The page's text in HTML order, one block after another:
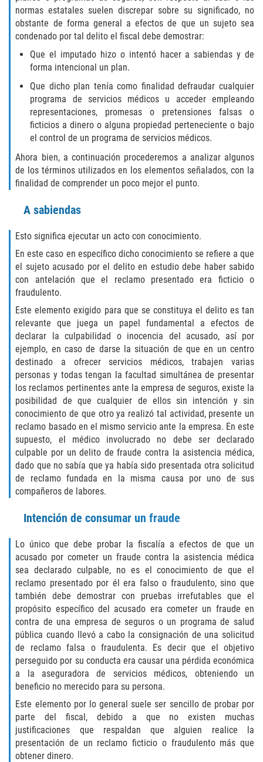
Falsificación o Alteración de una
Prescripción Médica
Malversación de Fondos
Robo De Identidad
Presentación de Documentos Falsos
Delitos de Fraude
Fraude a Programas de Asistencia
Pública
Fraude a la Compensación a los
Trabajadores
Fraude de Juego
Fraude de Seguro de Auto
Fraude Del Seguro De Desempleo
Fraude al Sistema de Salud
Fraude de Tarjetas de Crédito
Práctica No Autorizada de la
Medicina
Delitos de Hurto
Hurto Mayor
Hurto Mayor de Auto
Hurto Menor
Hurto en Tiendas
Recepción de Propiedad Robada
Robo
Robo de Caja Fuerte
Robo PC 459
Delincuencia Juvenil
Audiencias de Detención
normas estatales suelen discrepar sobre su significado, no
obstante de forma general a efectos de que un sujeto sea
condenado por tal delito el fiscal debe demostrar:
Que el imputado hizo o intentó hacer a sabiendas y de
forma intencional un plan.
Que dicho plan tenía como finalidad defraudar cualquier
programa de servicios médicos u acceder empleando
representaciones, promesas o pretensiones falsas o
ficticios a dinero o alguna propiedad perteneciente o bajo
el control de un programa de servicios médicos.
Ahora bien, a continuación procederemos a analizar algunos
de los términos utilizados en los elementos señalados, con la
finalidad de comprender un poco mejor el punto.
A sabiendas
Esto significa ejecutar un acto con conocimiento.
En este caso en específico dicho conocimiento se refiere a que
el sujeto acusado por el delito en estudio debe haber sabido
con antelación que el reclamo presentado era ficticio o
fraudulento.
Este elemento exigido para que se constituya el delito es tan
relevante que juega un papel fundamental a efectos de
declarar la culpabilidad o inocencia del acusado, así por
ejemplo, en caso de darse la situación de que en un centro
destinado a ofrecer servicios médicos, trabajen varias
personas y todas tengan la facultad simultánea de presentar
los reclamos pertinentes ante la empresa de seguros, existe la
posibilidad de que cualquier de ellos sin intención y sin
conocimiento de que otro ya realizó tal actividad, presente un
reclamo basado en el mismo servicio ante la empresa. En este
supuesto, el médico involucrado no debe ser declarado
culpable por un delito de fraude contra la asistencia médica,
dado que no sabía que ya había sido presentada otra solicitud
de reclamo fundada en la misma causa por uno de sus
compañeros de labores.
Intención de consumar un fraude
Lo único que debe probar la fiscalía a efectos de que un
acusado por cometer un fraude contra la asistencia médica
sea declarado culpable, no es el conocimiento de que el
reclamo presentado por él era falso o fraudulento, sino que
también debe demostrar con pruebas irrefutables que el
propósito específico del acusado era cometer un fraude en
contra de una empresa de seguros o un programa de salud
pública cuando llevó a cabo la consignación de una solicitud
de reclamo falsa o fraudulenta. Es decir que el objetivo
perseguido por su conducta era causar una pérdida económica
a la aseguradora de servicios médicos, obteniendo un
beneficio no merecido para su persona.
Este elemento por lo general suele ser sencillo de probar por
parte del fiscal, debido a que no existen muchas
justificaciones que respaldan que alguien realice la
presentación de un reclamo ficticio o fraudulento más que
obtener dinero.